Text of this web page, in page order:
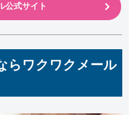
公式サイト
らワクワクメール